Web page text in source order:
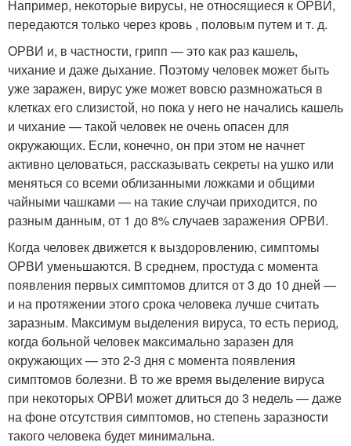
Например, некоторые вирусы, не относящиеся к ОРВИ,
передаются только через кровь , половым путем и т. д.
ОРВИ и, в частности, грипп — это как раз кашель,
чихание и даже дыхание. Поэтому человек может быть
уже заражен, вирус уже может вовсю размножаться в
клетках его слизистой, но пока у него не начались кашель
и чихание — такой человек не очень опасен для
окружающих. Если, конечно, он при этом не начнет
активно целоваться, рассказывать секреты на ушко или
меняться со всеми облизанными ложками и общими
чайными чашками — на такие случаи приходится, по
разным данным, от 1 до 8% случаев заражения ОРВИ.
Когда человек движется к выздоровлению, симптомы
ОРВИ уменьшаются. В среднем, простуда с момента
появления первых симптомов длится от 3 до 10 дней —
и на протяжении этого срока человека лучше считать
заразным. Максимум выделения вируса, то есть период,
когда больной человек максимально заразен для
окружающих — это 2-3 дня с момента появления
симптомов болезни. В то же время выделение вируса
при некоторых ОРВИ может длиться до 3 недель — даже
на фоне отсутствия симптомов, но степень заразности
такого человека будет минимальна.